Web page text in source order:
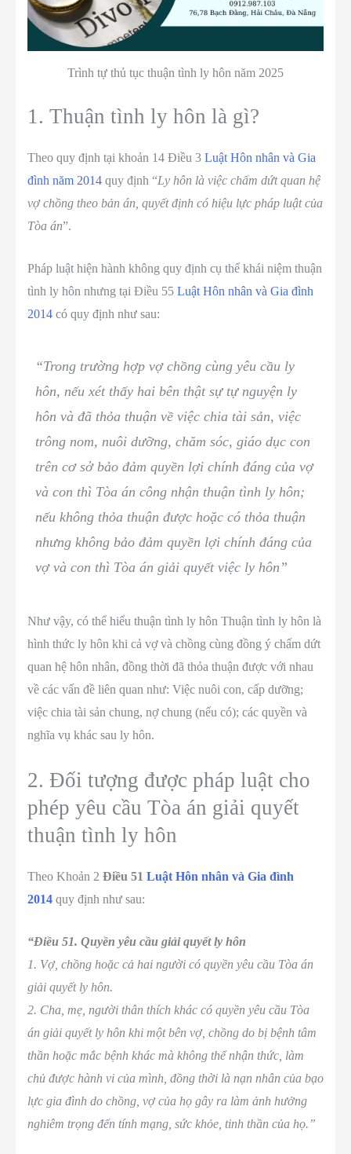
Trình tự thủ tục thuận tình ly hôn năm 2025
1. Thuận tình ly hôn là gì?
Theo quy định tại khoản 14 Điều 3 Luật Hôn nhân và Gia
đình năm 2014 quy định “Ly hôn là việc chấm dứt quan hệ
vợ chồng theo bản án, quyết định có hiệu lực pháp luật của
Tòa án”.
Pháp luật hiện hành không quy định cụ thể khái niệm thuận
tình ly hôn nhưng tại Điều 55 Luật Hôn nhân và Gia đình
2014 có quy định như sau:
“Trong trường hợp vợ chồng cùng yêu cầu ly
hôn, nếu xét thấy hai bên thật sự tự nguyện ly
hôn và đã thỏa thuận về việc chia tài sản, việc
trông nom, nuôi dưỡng, chăm sóc, giáo dục con
trên cơ sở bảo đảm quyền lợi chính đáng của vợ
và con thì Tòa án công nhận thuận tình ly hôn;
nếu không thỏa thuận được hoặc có thỏa thuận
nhưng không bảo đảm quyền lợi chính đáng của
vợ và con thì Tòa án giải quyết việc ly hôn”
Như vậy, có thể hiểu thuận tình ly hôn Thuận tình ly hôn là
hình thức ly hôn khi cả vợ và chồng cùng đồng ý chấm dứt
quan hệ hôn nhân, đồng thời đã thỏa thuận được với nhau
về các vấn đề liên quan như: Việc nuôi con, cấp dưỡng;
việc chia tài sản chung, nợ chung (nếu có); các quyền và
nghĩa vụ khác sau ly hôn.
2. Đối tượng được pháp luật cho
phép yêu cầu Tòa án giải quyết
thuận tình ly hôn
Theo Khoản 2 Điều 51 Luật Hôn nhân và Gia đình
2014 quy định như sau:
“Điều 51. Quyền yêu cầu giải quyết ly hôn
1. Vợ, chồng hoặc cả hai người có quyền yêu cầu Tòa án
giải quyết ly hôn.
2. Cha, mẹ, người thân thích khác có quyền yêu cầu Tòa
án giải quyết ly hôn khi một bên vợ, chồng do bị bệnh tâm
thần hoặc mắc bệnh khác mà không thể nhận thức, làm
chủ được hành vi của mình, đồng thời là nạn nhân của bạo
lực gia đình do chồng, vợ của họ gây ra làm ảnh hưởng
nghiêm trọng đến tính mạng, sức khỏe, tinh thần của họ.”